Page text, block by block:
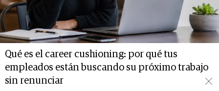
Qué es el career cushioning: por qué tus
empleados están buscando su próximo trabajo
sin renunciar